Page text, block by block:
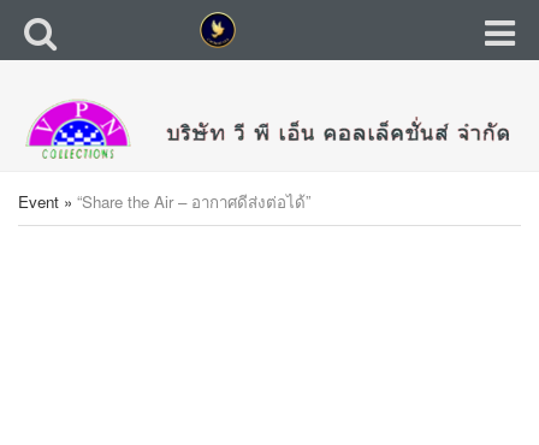
Event » “Share the Air – อากาศดีส่งต่อได้”